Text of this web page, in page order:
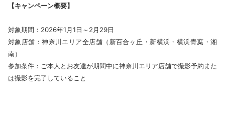
【キャンペーン概要】
対象期間：2026年1月1日～2月29日
対象店舗：神奈川エリア全店舗（新百合ヶ丘・新横浜・横浜青葉・湘
南）
参加条件：ご本人とお友達が期間中に神奈川エリア店舗で撮影予約また
は撮影を完了していること